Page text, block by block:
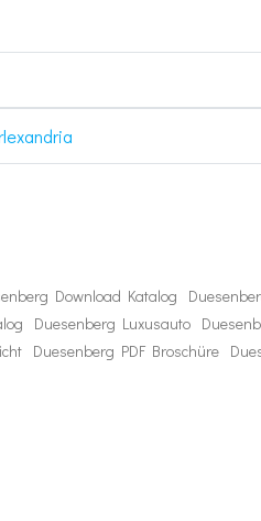
Download Katalog
Duesenberg Luxusauto
Duesenberg PDF Broschüre